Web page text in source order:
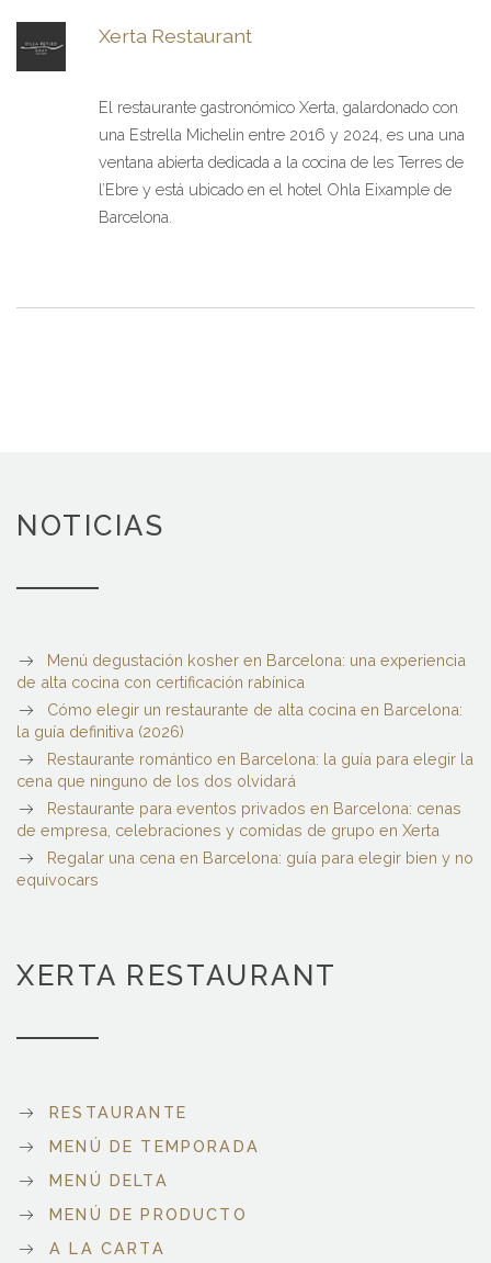
Xerta Restaurant
El restaurante gastronómico Xerta, galardonado con
una Estrella Michelin entre 2016 y 2024, es una una
ventana abierta dedicada a la cocina de les Terres de
l’Ebre y está ubicado en el hotel Ohla Eixample de
Barcelona.
NOTICIAS
Menú degustación kosher en Barcelona: una experiencia
de alta cocina con certificación rabínica
Cómo elegir un restaurante de alta cocina en Barcelona:
la guía definitiva (2026)
Restaurante romántico en Barcelona: la guía para elegir la
cena que ninguno de los dos olvidará
Restaurante para eventos privados en Barcelona: cenas
de empresa, celebraciones y comidas de grupo en Xerta
Regalar una cena en Barcelona: guía para elegir bien y no
equivocars
XERTA RESTAURANT
RESTAURANTE
MENÚ DE TEMPORADA
MENÚ DELTA
MENÚ DE PRODUCTO
A LA CARTA